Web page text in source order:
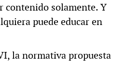
contenido solamente. Y
puede educar en
la normativa propuesta